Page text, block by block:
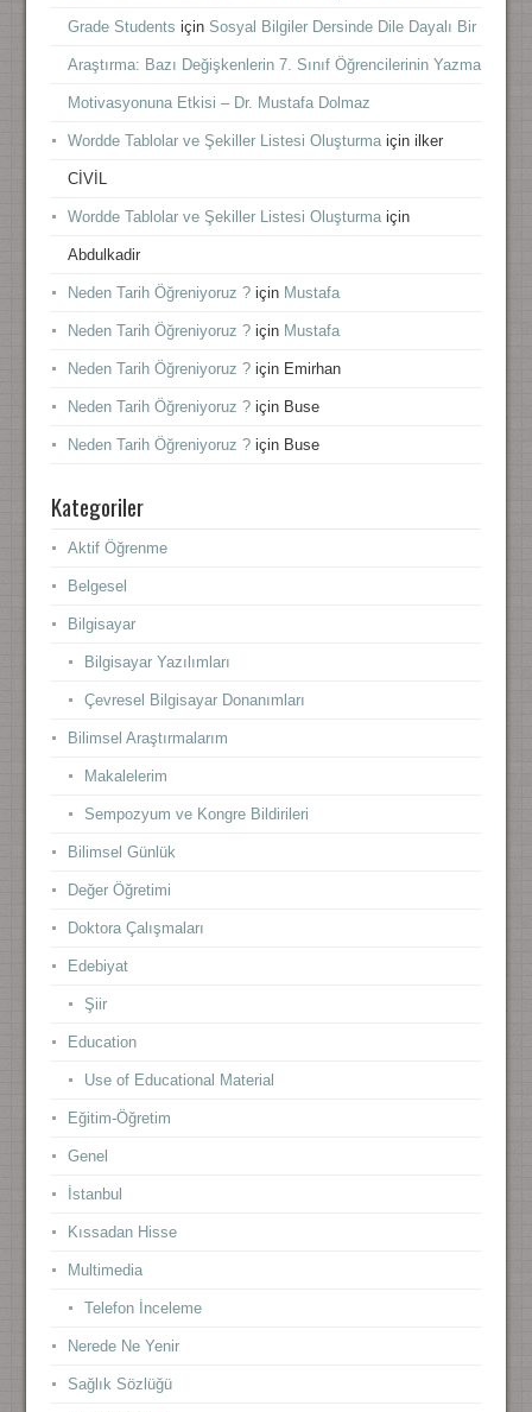
Grade Students için Sosyal Bilgiler Dersinde Dile Dayalı Bir
Araştırma: Bazı Değişkenlerin 7. Sınıf Öğrencilerinin Yazma
Motivasyonuna Etkisi – Dr. Mustafa Dolmaz
Wordde Tablolar ve Şekiller Listesi Oluşturmaiçin ilker
CİVİL
Wordde Tablolar ve Şekiller Listesi Oluşturmaiçin
Abdulkadir
Neden Tarih Öğreniyoruz ?için Mustafa
Neden Tarih Öğreniyoruz ?için Mustafa
Neden Tarih Öğreniyoruz ?için Emirhan
Neden Tarih Öğreniyoruz ?için Buse
Neden Tarih Öğreniyoruz ?için Buse
Kategoriler
Aktif Öğrenme
Belgesel
Bilgisayar
Bilgisayar Yazılımları
Çevresel Bilgisayar Donanımları
Bilimsel Araştırmalarım
Makalelerim
Sempozyum ve Kongre Bildirileri
Bilimsel Günlük
Değer Öğretimi
Doktora Çalışmaları
Edebiyat
Şiir
Education
Use of Educational Material
Eğitim-Öğretim
Genel
İstanbul
Kıssadan Hisse
Multimedia
Telefon İnceleme
Nerede Ne Yenir
Sağlık Sözlüğü